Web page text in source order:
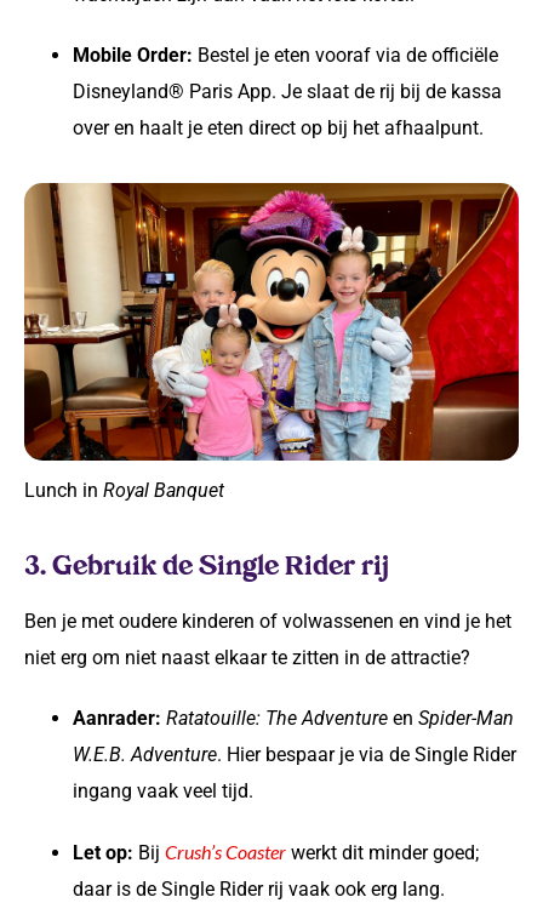
Mobile Order: Bestel je eten vooraf via de officiële
Disneyland® Paris App. Je slaat de rij bij de kassa
over en haalt je eten direct op bij het afhaalpunt.
Lunch in Royal Banquet
3. Gebruik de Single Rider rij
Ben je met oudere kinderen of volwassenen en vind je het
niet erg om niet naast elkaar te zitten in de attractie?
Aanrader: Ratatouille: The Adventure en Spider-Man
W.E.B. Adventure. Hier bespaar je via de Single Rider
ingang vaak veel tijd.
Let op: Bij Crush’s Coaster werkt dit minder goed;
daar is de Single Rider rij vaak ook erg lang.